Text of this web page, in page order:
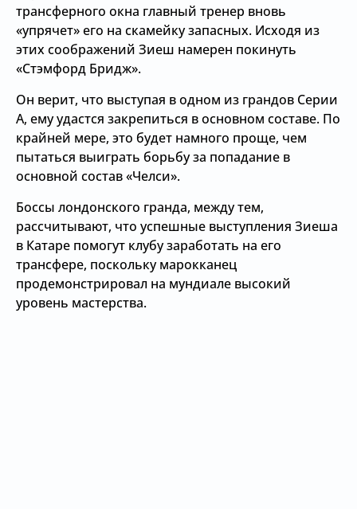
трансферного окна главный тренер вновь
«упрячет» его на скамейку запасных. Исходя из
этих соображений Зиеш намерен покинуть
«Стэмфорд Бридж».
Он верит, что выступая в одном из грандов Серии
А, ему удастся закрепиться в основном составе. По
крайней мере, это будет намного проще, чем
пытаться выиграть борьбу за попадание в
основной состав «Челси».
Боссы лондонского гранда, между тем,
рассчитывают, что успешные выступления Зиеша
в Катаре помогут клубу заработать на его
трансфере, поскольку марокканец
продемонстрировал на мундиале высокий
уровень мастерства.